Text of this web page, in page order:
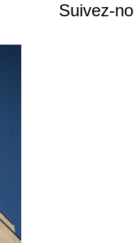
Suivez-